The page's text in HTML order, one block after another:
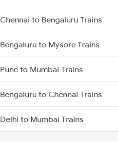
Chennai to Bengaluru Trains
Bengaluru to Mysore Trains
Pune to Mumbai Trains
Bengaluru to Chennai Trains
Delhi to Mumbai Trains